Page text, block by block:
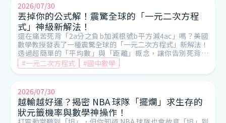
丟掉你的公式解！震驚全球的「一元二次方程
式」神級新解法！
還在痛苦死背「2a分之負b加減根號b平方減4ac」嗎？美國
數學教授發表了一種震驚全球的「一元二次方程式」新解法！
透過超簡單的「平均數」與「距離」概念，讓你告別死背公
式，輕鬆秒殺國中數學大魔王！快來看看這個超狂的解題邏
輯！
2026/07/30
#一元二次方程式 #國中數學
越輸越好運？揭密 NBA 球隊「擺爛」求生存的
狀元籤機率與數學神操作！
2026/07/30